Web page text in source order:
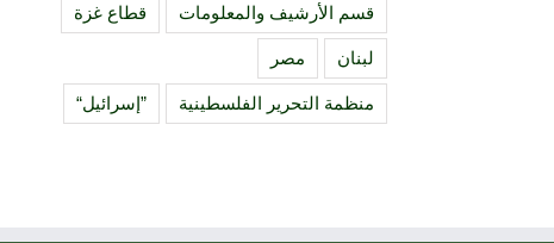
قسم الأرشيف والمعلومات قطاع غزة
لبنان مصر
منظمة التحرير الفلسطينية ”إسرائيل“